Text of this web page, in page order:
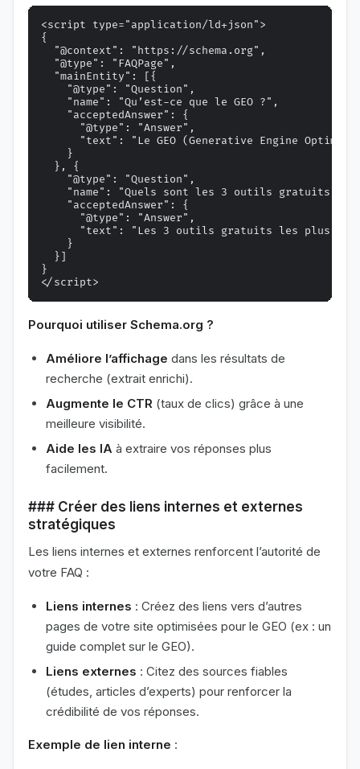
<script type="application/ld+json">
{
  "@context": "https://schema.org",
  "@type": "FAQPage",
  "mainEntity": [{
    "@type": "Question",
    "name": "Qu’est-ce que le GEO ?",
    "acceptedAnswer": {
      "@type": "Answer",
"text": "Le GEO (Generative Engine
    }
  }, {
    "@type": "Question",
"name": "Quels sont les 3 outils gratuits
    "acceptedAnswer": {
      "@type": "Answer",
"text": "Les 3 outils gratuits les plus
    }
  }]
}
Pourquoi utiliser Schema.org ?
Améliore l’affichage dans les résultats de
recherche (extrait enrichi).
Augmente le CTR (taux de clics) grâce à une
meilleure visibilité.
Aide les IA à extraire vos réponses plus
facilement.
### Créer des liens internes et externes
stratégiques
Les liens internes et externes renforcent l’autorité de
votre FAQ :
Liens internes : Créez des liens vers d’autres
pages de votre site optimisées pour le GEO (ex : un
guide complet sur le GEO).
Liens externes : Citez des sources fiables
(études, articles d’experts) pour renforcer la
crédibilité de vos réponses.
Exemple de lien interne :